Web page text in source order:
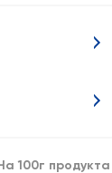
100г продукта